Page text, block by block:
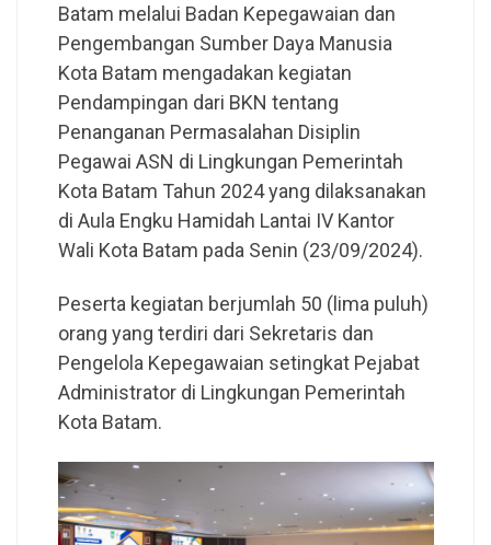
Batam melalui Badan Kepegawaian dan
Pengembangan Sumber Daya Manusia
Kota Batam mengadakan kegiatan
Pendampingan dari BKN tentang
Penanganan Permasalahan Disiplin
Pegawai ASN di Lingkungan Pemerintah
Kota Batam Tahun 2024 yang dilaksanakan
di Aula Engku Hamidah Lantai IV Kantor
Wali Kota Batam pada Senin (23/09/2024).
Peserta kegiatan berjumlah 50 (lima puluh)
orang yang terdiri dari Sekretaris dan
Pengelola Kepegawaian setingkat Pejabat
Administrator di Lingkungan Pemerintah
Kota Batam.